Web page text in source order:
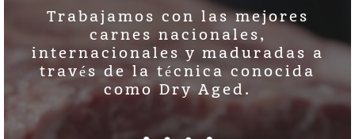
Trabajamos con las mejores
carnes nacionales,
internacionales y maduradas a
través de la técnica conocida
como Dry Aged.